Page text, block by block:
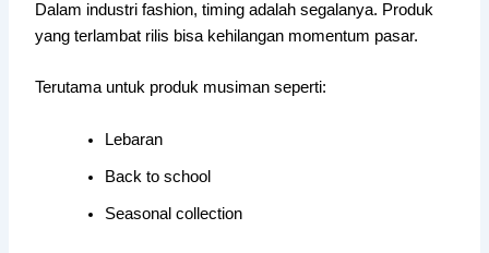
Dalam industri fashion, timing adalah segalanya. Produk
yang terlambat rilis bisa kehilangan momentum pasar.
Terutama untuk produk musiman seperti:
Lebaran
Back to school
Seasonal collection